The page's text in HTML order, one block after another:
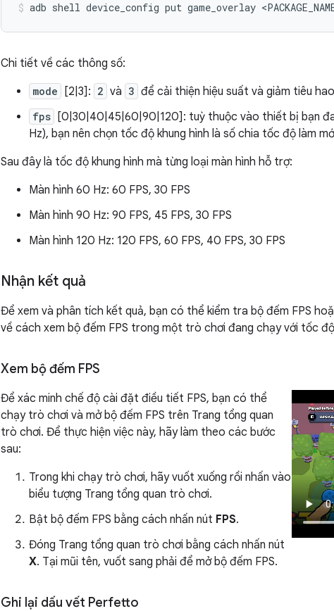
adb shell device_config put game_overlay
Chi tiết về các thông số:
mode [2|3]: 2 và 3 để cải thiện hiệu suất và giảm tiêu
fps
[0|30|40|45|60|90|120]: tuỳ thuộc vào thiết bị bạn
Hz), bạn nên chọn tốc độ khung hình là số chia tốc độ làm
Sau đây là tốc độ khung hình mà từng loại màn hình hỗ trợ:
Màn hình 60 Hz: 60 FPS, 30 FPS
Màn hình 90 Hz: 90 FPS, 45 FPS, 30 FPS
Màn hình 120 Hz: 120 FPS, 60 FPS, 40 FPS, 30 FPS
Nhận kết quả
Để xem và phân tích kết quả, bạn có thể kiểm tra bộ đếm FPS
về cách xem bộ đếm FPS trong một trò chơi đang chạy với tốc độ
Xem bộ đếm FPS
Để xác minh chế độ cài đặt điều tiết FPS, bạn có thể
chạy trò chơi và mở bộ đếm FPS trên Trang tổng quan
trò chơi. Để thực hiện việc này, hãy làm theo các bước
sau:
Trong khi chạy trò chơi, hãy vuốt xuống rồi nhấn vào
biểu tượng Trang tổng quan trò chơi.
Bật bộ đếm FPS bằng cách nhấn nút FPS.
Đóng Trang tổng quan trò chơi bằng cách nhấn nút
X. Tại mũi tên, vuốt sang phải để mở bộ đếm FPS.
Ghi lại dấu vết Perfetto